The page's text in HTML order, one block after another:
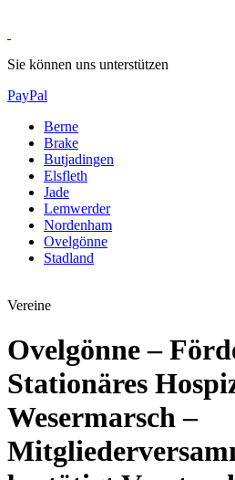
Sie können uns unterstützen
PayPal
Berne
Brake
Butjadingen
Elsfleth
Jade
Lemwerder
Nordenham
Ovelgönne
Stadland
Vereine
Ovelgönne –
Stationäres
Wesermarsch –